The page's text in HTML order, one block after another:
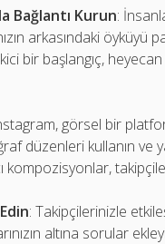
Bağlantı Kurun:
arkasındaki
bir başlangıç,
görsel bir
düzenleri kullanın ve
kompozisyonlar,
: Takipçilerinizle
altına sorular